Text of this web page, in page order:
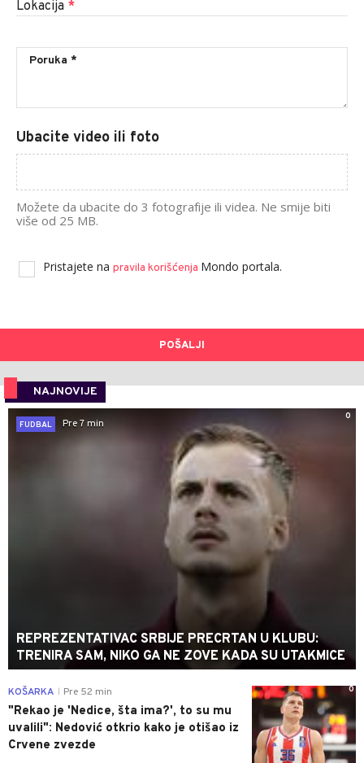
Lokacija *
Ubacite video ili foto
Možete da ubacite do 3 fotografije ili videa. Ne smije biti
više od 25 MB.
Pristajete na pravila korišćenja Mondo portala.
POŠALJI
NAJNOVIJE
0
FUDBAL
Pre 7 min
REPREZENTATIVAC SRBIJE PRECRTAN U KLUBU:
TRENIRA SAM, NIKO GA NE ZOVE KADA SU UTAKMICE
0
KOŠARKA Pre 52 min
"Rekao je 'Nedice, šta ima?', to su mu
uvalili": Nedović otkrio kako je otišao iz
Crvene zvezde